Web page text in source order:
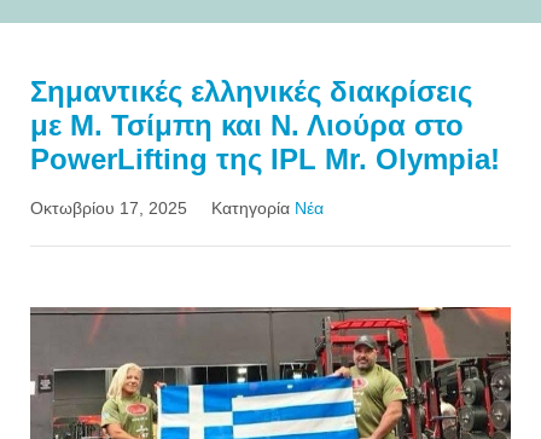
Σημαντικές ελληνικές διακρίσεις
με Μ. Τσίμπη και Ν. Λιούρα στο
PowerLifting της IPL Mr. Olympia!
Οκτωβρίου 17, 2025 Κατηγορία Νέα